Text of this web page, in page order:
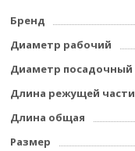
Бренд
Диаметр рабочий
Диаметр посадочный
Длина режущей части
Длина общая
Размер